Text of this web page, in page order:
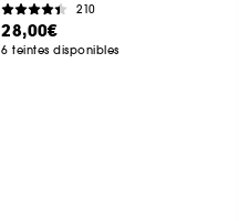
210
28,00€
6 teintes disponibles